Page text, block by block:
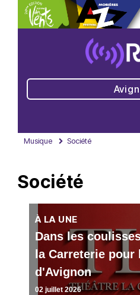
Musique Société
Société
À LA UNE
Dans les
la Carreterie pour
d'Avignon
02 juillet 2026